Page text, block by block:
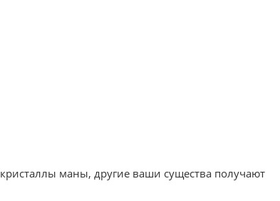
кристаллы маны, другие ваши существа получают